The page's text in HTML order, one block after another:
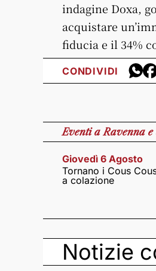
indagine Doxa,
acquistare
fiducia e il 34%
CONDIVIDI
Eventia Ravenna
Giovedì 6 Agosto
Tornano i Cous
a colazione
Notizie